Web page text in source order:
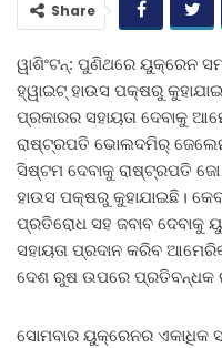
Share
ୱାଶିଂଟନ୍‌: ପୁଣିଥରେ ୟୁକ୍ରେନ
ହ୍ୱାଇଟ୍ ହାଉସ ପକ୍ଷରୁ
ପ୍ରକାରର ସହାୟତା ଦେବାକୁ
ରାଷ୍ଟ୍ରପତି ଭୋଲଦମିର୍
ସିଷ୍ଟମ ଦେବାକୁ ରାଷ୍ଟ୍ରପତି
ହାଉସ ପକ୍ଷରୁ କୁହାଯାଇଛି।
ପ୍ରତିରୋଧ ସହ ଜବାବ ଦେବାକୁ
ସହାୟତା ପ୍ରଦାନ କରିବ
ଦେଶ ରୁଷ ଉପରେ ପ୍ରତିବନ୍ଧକ
ସୋମବାର ୟୁକ୍ରେନର ଏକାଧିକ